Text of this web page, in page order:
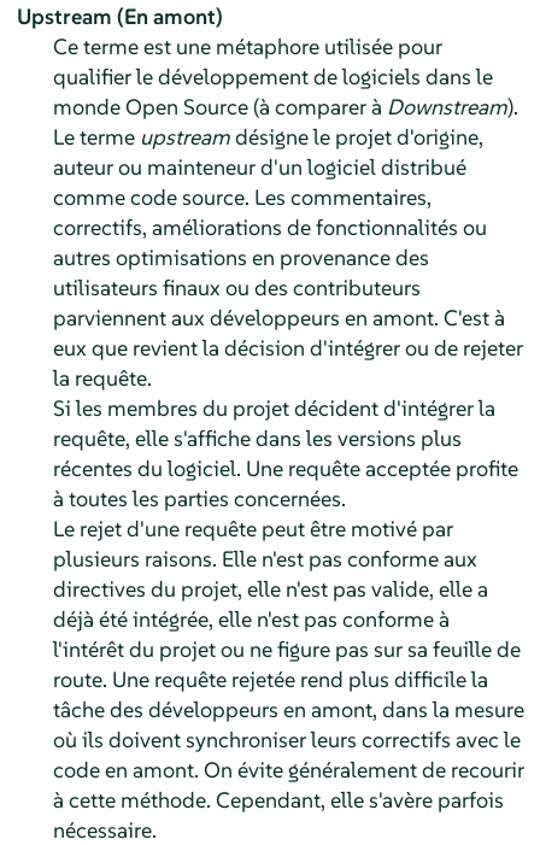
Upstream (En amont)
Ce terme est une métaphore utilisée pour
qualifier le développement de logiciels dans le
monde Open Source (à comparer à Downstream).
Le terme upstreamdésigne le projet d'origine,
auteur ou mainteneur d'un logiciel distribué
comme code source. Les commentaires,
correctifs, améliorations de fonctionnalités ou
autres optimisations en provenance des
utilisateurs finaux ou des contributeurs
parviennent aux développeurs en amont. C'est à
eux que revient la décision d'intégrer ou de rejeter
la requête.
Si les membres du projet décident d'intégrer la
requête, elle s'affiche dans les versions plus
récentes du logiciel. Une requête acceptée profite
à toutes les parties concernées.
Le rejet d'une requête peut être motivé par
plusieurs raisons. Elle n'est pas conforme aux
directives du projet, elle n'est pas valide, elle a
déjà été intégrée, elle n'est pas conforme à
l'intérêt du projet ou ne figure pas sur sa feuille de
route. Une requête rejetée rend plus difficile la
tâche des développeurs en amont, dans la mesure
où ils doivent synchroniser leurs correctifs avec le
code en amont. On évite généralement de recourir
à cette méthode. Cependant, elle s'avère parfois
nécessaire.